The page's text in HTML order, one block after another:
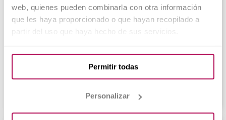
web, quienes pueden combinarla con otra información
que les haya proporcionado o que hayan recopilado a
Permitir todas
Personalizar
Grado Superior en Comercio
Matriculación abierta